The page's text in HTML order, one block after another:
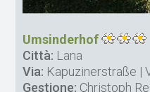
Umsinderhof
Città: Lana
Via: Kapuzinerstraße |
Gestione: Christoph